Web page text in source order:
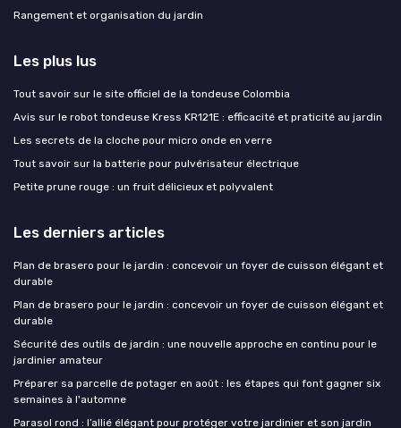
Rangement et organisation du jardin
Les plus lus
Tout savoir sur le site officiel de la tondeuse Colombia
Avis sur le robot tondeuse Kress KR121E : efficacité et praticité au jardin
Les secrets de la cloche pour micro onde en verre
Tout savoir sur la batterie pour pulvérisateur électrique
Petite prune rouge : un fruit délicieux et polyvalent
Les derniers articles
Plan de brasero pour le jardin : concevoir un foyer de cuisson élégant et
durable
Plan de brasero pour le jardin : concevoir un foyer de cuisson élégant et
durable
Sécurité des outils de jardin : une nouvelle approche en continu pour le
jardinier amateur
Préparer sa parcelle de potager en août : les étapes qui font gagner six
semaines à l'automne
Parasol rond : l’allié élégant pour protéger votre jardinier et son jardin